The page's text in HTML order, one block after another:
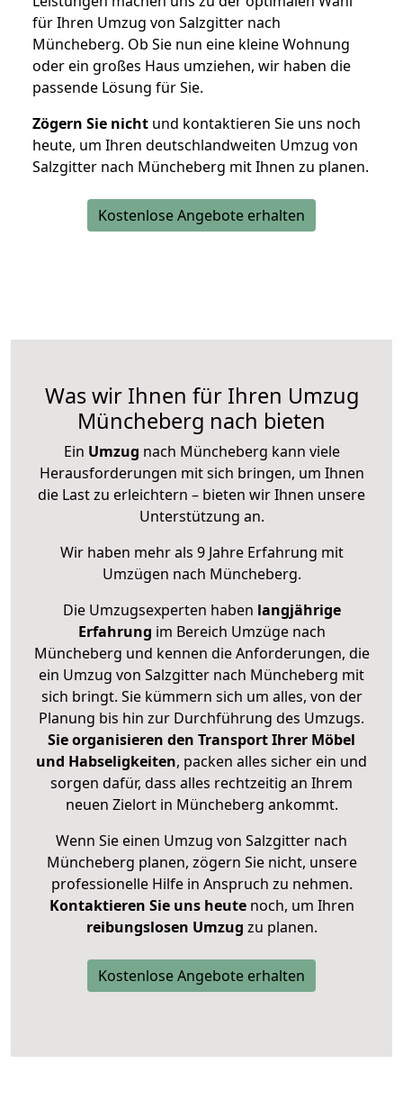
für Ihren Umzug von Salzgitter nach
Müncheberg. Ob Sie nun eine kleine Wohnung
oder ein großes Haus umziehen, wir haben die
passende Lösung für Sie.
Zögern Sie nicht und kontaktieren Sie uns noch
heute, um Ihren deutschlandweiten Umzug von
Salzgitter nach Müncheberg mit Ihnen zu planen.
Kostenlose Angebote erhalten
Was wir Ihnen für Ihren Umzug
Müncheberg nach bieten
Ein Umzug nach Müncheberg kann viele
Herausforderungen mit sich bringen, um Ihnen
die Last zu erleichtern – bieten wir Ihnen unsere
Unterstützung an.
Wir haben mehr als 9 Jahre Erfahrung mit
Umzügen nach Müncheberg.
Die Umzugsexperten haben langjährige
Erfahrung im Bereich Umzüge nach
Müncheberg und kennen die Anforderungen, die
ein Umzug von Salzgitter nach Müncheberg mit
sich bringt. Sie kümmern sich um alles, von der
Planung bis hin zur Durchführung des Umzugs.
Sie organisieren den Transport Ihrer Möbel
und Habseligkeiten, packen alles sicher ein und
sorgen dafür, dass alles rechtzeitig an Ihrem
neuen Zielort in Müncheberg ankommt.
Wenn Sie einen Umzug von Salzgitter nach
Müncheberg planen, zögern Sie nicht, unsere
professionelle Hilfe in Anspruch zu nehmen.
Kontaktieren Sie uns heutenoch, um Ihren
reibungslosen Umzug zu planen.
Kostenlose Angebote erhalten